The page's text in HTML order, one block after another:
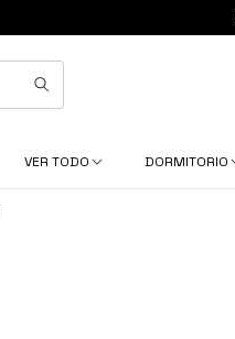
VER TODO DORMITORIO